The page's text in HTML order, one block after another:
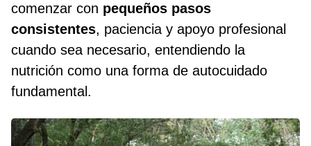
comenzar con pequeños pasos
consistentes, paciencia y apoyo profesional
cuando sea necesario, entendiendo la
nutrición como una forma de autocuidado
fundamental.